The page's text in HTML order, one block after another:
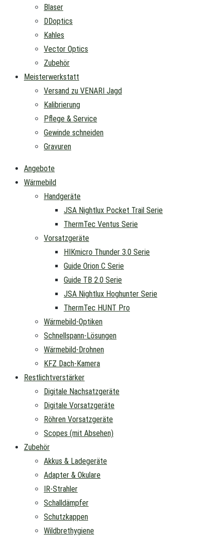
Blaser
DDoptics
Kahles
Vector Optics
Zubehör
Meisterwerkstatt
Versand zu VENARI Jagd
Kalibrierung
Pflege & Service
Gewinde schneiden
Gravuren
Angebote
Wärmebild
Handgeräte
JSA Nightlux Pocket Trail Serie
ThermTec Ventus Serie
Vorsatzgeräte
HIKmicro Thunder 3.0 Serie
Guide Orion C Serie
Guide TB 2.0 Serie
JSA Nightlux Hoghunter Serie
ThermTec HUNT Pro
Wärmebild-Optiken
Schnellspann-Lösungen
Wärmebild-Drohnen
KFZ Dach-Kamera
Restlichtverstärker
Digitale Nachsatzgeräte
Digitale Vorsatzgeräte
Röhren Vorsatzgeräte
Scopes (mit Absehen)
Zubehör
Akkus & Ladegeräte
Adapter & Okulare
IR-Strahler
Schalldämpfer
Schutzkappen
Wildbrethygiene